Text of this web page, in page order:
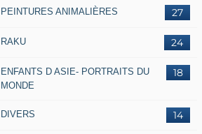
27
PEINTURES ANIMALIÈRES
24
RAKU
18
ENFANTS D ASIE- PORTRAITS DU
MONDE
14
DIVERS